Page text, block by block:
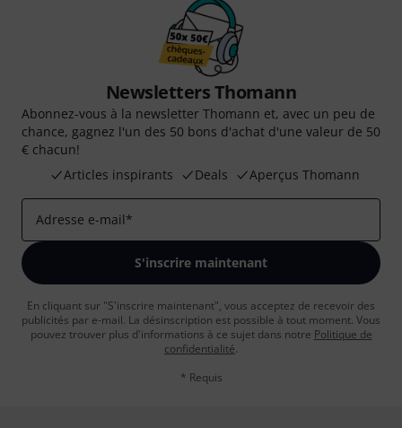
Newsletters Thomann
Abonnez-vous à la newsletter Thomann et, avec un peu de
chance, gagnez l'un des 50 bons d'achat d'une valeur de 50
€ chacun!
Articles inspirants
Deals Aperçus Thomann
Adresse e-mail*
S'inscrire maintenant
En cliquant sur "S'inscrire maintenant", vous acceptez de recevoir des
publicités par e-mail. La désinscription est possible à tout moment. Vous
pouvez trouver plus d'informations à ce sujet dans notre Politique de
confidentialité.
* Requis